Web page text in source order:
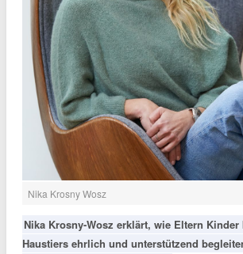
Nika Krosny Wosz
Nika Krosny-Wosz erklärt, wie Eltern
Haustiers ehrlich und unterstützend